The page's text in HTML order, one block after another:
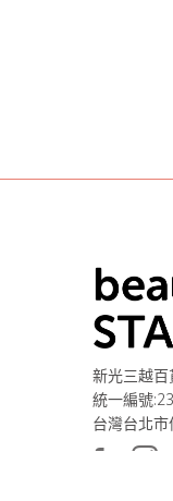
新光三越
統一編號
台灣台北